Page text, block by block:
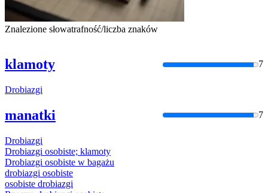
Znalezione słowatrafność/liczba znaków
klamoty 7
Drobiazgi
manatki 7
Drobiazgi
Drobiazgi osobiste; klamoty
Drobiazgi osobiste w bagażu
drobiazgi osobiste
osobiste drobiazgi